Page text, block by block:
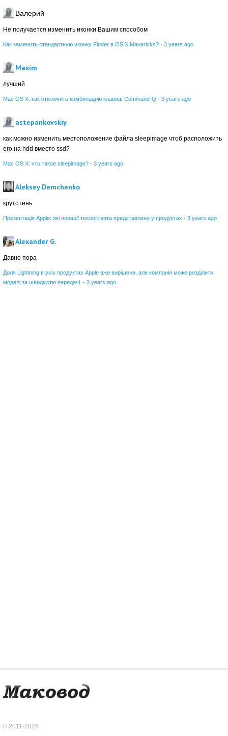
Валерий
Не получается изменить иконки Вашим способом
Как заменить стандартную иконку Finder в OS X Mavericks? · 3 years ago
Maxim
лучший
Mac OS X: как отключить комбинацию клавиш Command-Q · 3 years ago
astepankovskiy
как можно изменить местоположение файла sleepimage чтоб расположить
его на hdd вместо ssd?
Mac OS X: что такое sleepimage? · 3 years ago
Aleksey Demchenko
крутотень
Презентація Apple: які новації техногіганта представлено у продуктах · 3 years ago
Alexander G.
Давно пора
Доля Lightning в усіх продуктах Apple вже вирішена, але компанія може розділити
моделі за швидкістю передачі · 3 years ago
© 2011-2026